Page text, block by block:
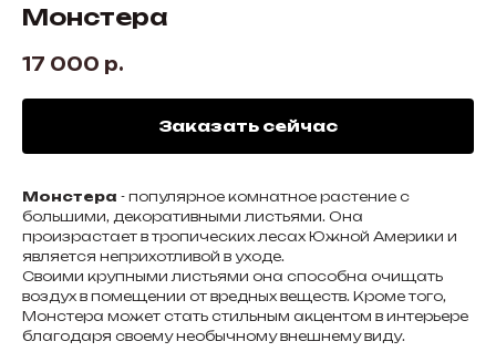
Монстера
17 000 р.
Заказать сейчас
Монстера - популярное комнатное растение с
большими, декоративными листьями. Она
произрастает в тропических лесах Южной Америки и
является неприхотливой в уходе.
Своими крупными листьями она способна очищать
воздух в помещении от вредных веществ. Кроме того,
Монстера может стать стильным акцентом в интерьере
благодаря своему необычному внешнему виду.